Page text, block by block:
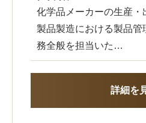
化学品メーカーの生産・
製品製造における製品管
務全般を担当いた…
詳細を